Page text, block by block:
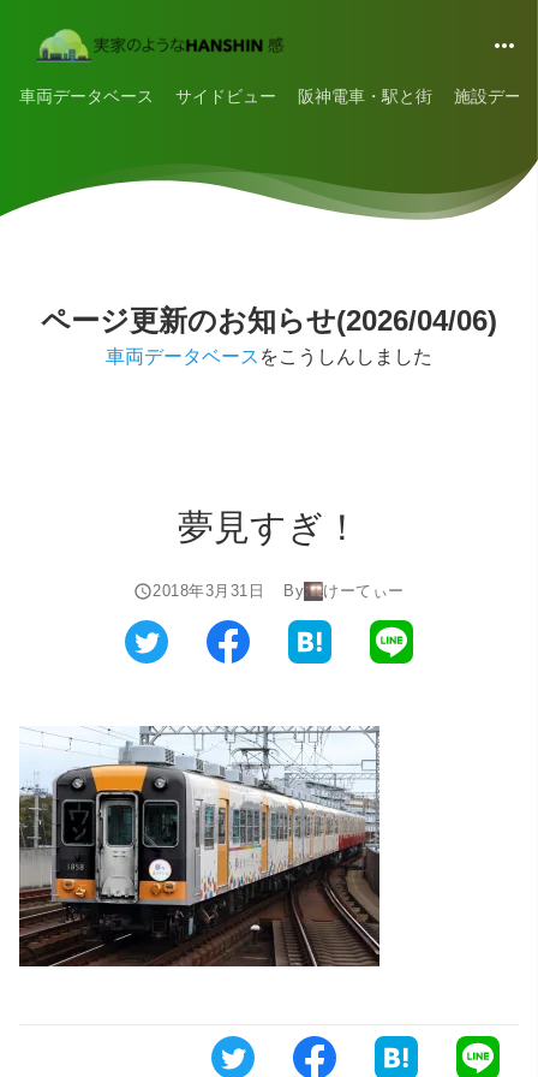
車両データベース サイドビュー 阪神電車・駅と街 施設デー
ページ更新のお知らせ(2026/04/06)
車両データベース をこうしんしました
夢見すぎ！
2018年3月31日 By けーてぃー